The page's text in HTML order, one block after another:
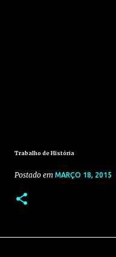
Trabalho de História
Postado em MARÇO 18, 2015